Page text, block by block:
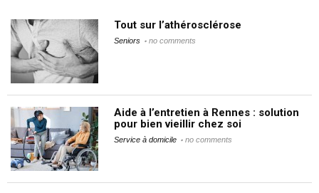
Tout sur l’athérosclérose
Seniors no comments
Aide à l’entretien à Rennes : solution
pour bien vieillir chez soi
Service à domicile no comments